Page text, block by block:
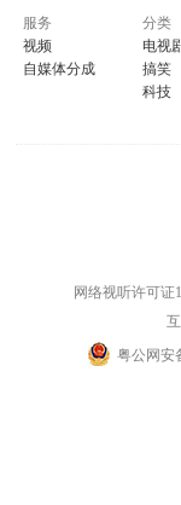
服务
视频
自媒体分成
分类
电视
搞笑
科技
网络视听许可证
粤公网安